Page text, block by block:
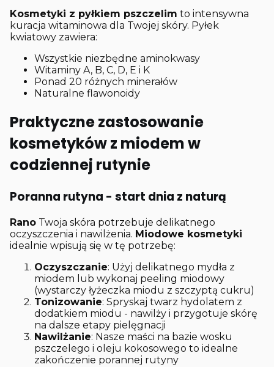
Kosmetyki z pyłkiem pszczelim to intensywna
kuracja witaminowa dla Twojej skóry. Pyłek
kwiatowy zawiera:
Wszystkie niezbędne aminokwasy
Witaminy A, B, C, D, E i K
Ponad 20 różnych minerałów
Naturalne flawonoidy
Praktyczne zastosowanie
kosmetyków z miodem w
codziennej rutynie
Poranna rutyna - start dnia z naturą
Rano Twoja skóra potrzebuje delikatnego
oczyszczenia i nawilżenia. Miodowe kosmetyki
idealnie wpisują się w tę potrzebę:
Oczyszczanie: Użyj delikatnego mydła z
miodem lub wykonaj peeling miodowy
(wystarczy łyżeczka miodu z szczyptą cukru)
Tonizowanie: Spryskaj twarz hydolatem z
dodatkiem miodu - nawilży i przygotuje skórę
na dalsze etapy pielęgnacji
Nawilżanie: Nasze maści na bazie wosku
pszczelego i oleju kokosowego to idealne
zakończenie porannej rutyny